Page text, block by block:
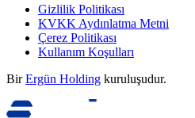
Gizlilik Politikası
KVKK Aydınlatma Metni
Çerez Politikası
Kullanım Koşulları
Bir Ergün Holding kuruluşudur.